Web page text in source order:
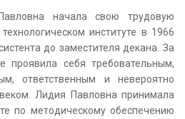
начала свою трудовую
институте в 1966
до заместителя декана. За
проявила себя требовательным,
ответственным и невероятно
Лидия Павловна принимала
по методическому обеспечению